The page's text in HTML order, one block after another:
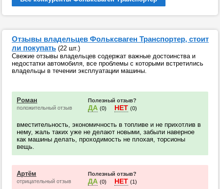
Отзывы владельцев Фольксваген Транспортер, стоит
ли покупать (22 шт.)
Свежие отзывы владельцев содержат важные достоинства и
недостатки автомобиля, все проблемы с которыми встретились
владельцы в течении эксплуатации машины.
Роман
положительный отзыв
Полезный отзыв?
ДА (0) НЕТ (0)
вместительность, экономичность в топливе и не прихотлив в
нему, жаль таких уже не делают новыми, забыли наверное
как машины делать, проходимость не плохая, торсионы
вещь.
Артём
отрицательный отзыв
Полезный отзыв?
ДА (0) НЕТ (1)